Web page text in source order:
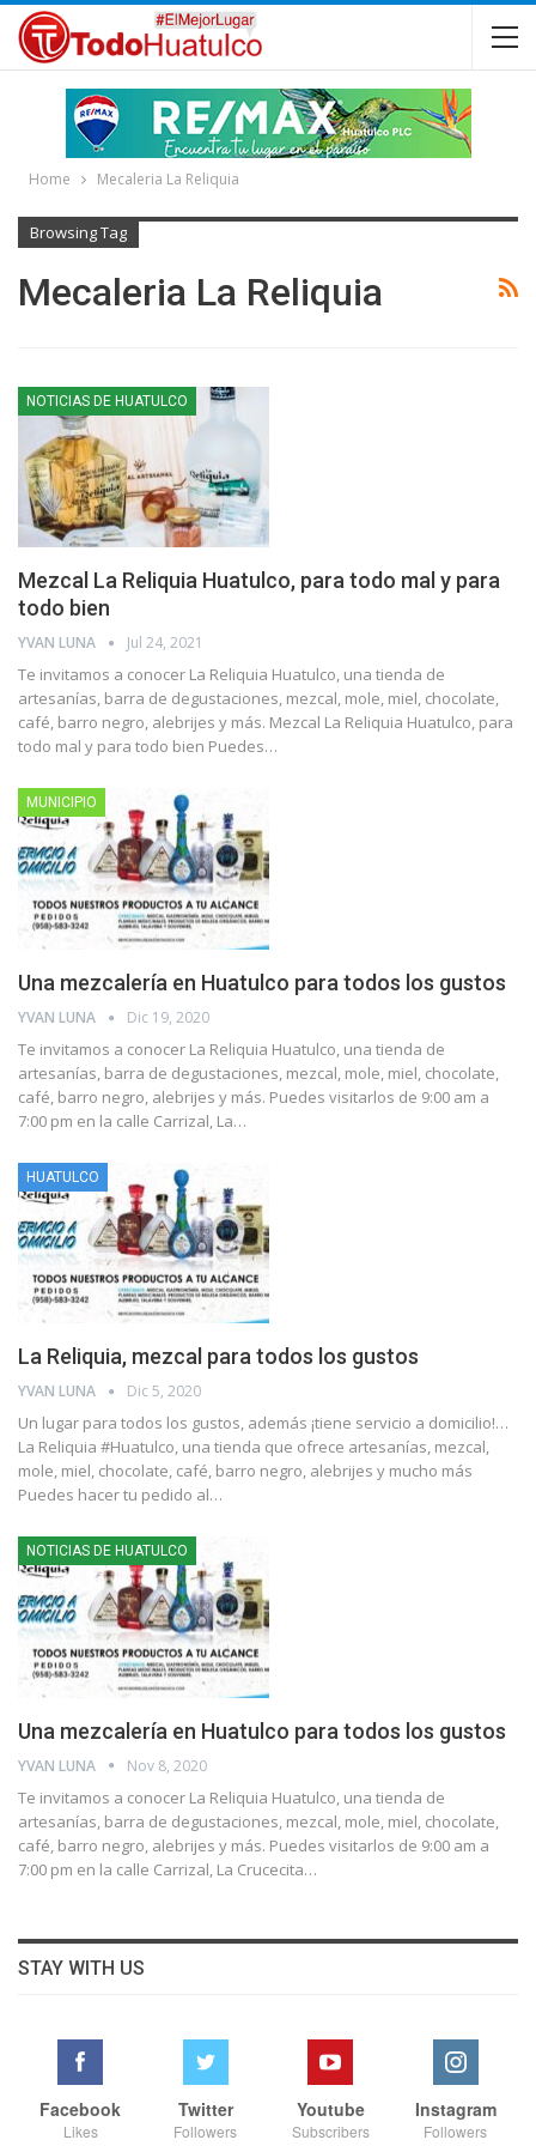
Home Mecaleria La Reliquia
Browsing Tag
Mecaleria La Reliquia
NOTICIAS DE HUATULCO
Mezcal La Reliquia Huatulco, para todo mal y para
todo bien
YVAN LUNA Jul 24, 2021
Te invitamos a conocer La Reliquia Huatulco, una tienda de
artesanías, barra de degustaciones, mezcal, mole, miel, chocolate,
café, barro negro, alebrijes y más. Mezcal La Reliquia Huatulco, para
todo mal y para todo bien Puedes…
MUNICIPIO
Una mezcalería en Huatulco para todos los gustos
YVAN LUNA Dic 19, 2020
Te invitamos a conocer La Reliquia Huatulco, una tienda de
artesanías, barra de degustaciones, mezcal, mole, miel, chocolate,
café, barro negro, alebrijes y más. Puedes visitarlos de 9:00 am a
7:00 pm en la calle Carrizal, La…
HUATULCO
La Reliquia, mezcal para todos los gustos
YVAN LUNA Dic 5, 2020
Un lugar para todos los gustos, además ¡tiene servicio a domicilio!…
La Reliquia #Huatulco, una tienda que ofrece artesanías, mezcal,
mole, miel, chocolate, café, barro negro, alebrijes y mucho más
Puedes hacer tu pedido al…
NOTICIAS DE HUATULCO
Una mezcalería en Huatulco para todos los gustos
YVAN LUNA Nov 8, 2020
Te invitamos a conocer La Reliquia Huatulco, una tienda de
artesanías, barra de degustaciones, mezcal, mole, miel, chocolate,
café, barro negro, alebrijes y más. Puedes visitarlos de 9:00 am a
7:00 pm en la calle Carrizal, La Crucecita…
STAY WITH US
Facebook
Likes
Twitter
Followers
Youtube
Subscribers
Instagram
Followers